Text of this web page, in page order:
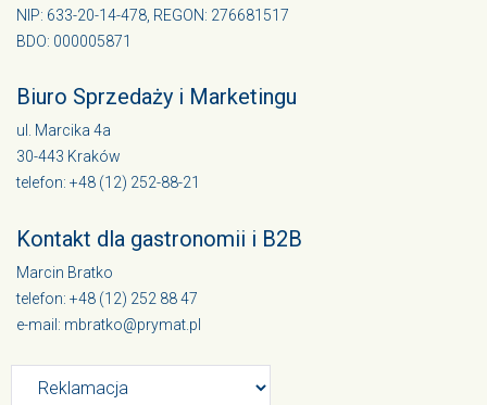
NIP: 633-20-14-478, REGON: 276681517
BDO: 000005871
Biuro Sprzedaży i Marketingu
ul. Marcika 4a
30-443 Kraków
telefon: +48 (12) 252-88-21
Kontakt dla gastronomii i B2B
Marcin Bratko
telefon: +48 (12) 252 88 47
e-mail: mbratko@prymat.pl